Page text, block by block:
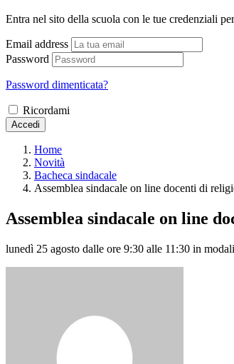
Entra nel sito della scuola con le tue credenziali
Email address
Password
Password dimenticata?
Ricordami
Accedi
Home
Novità
Bacheca sindacale
Assemblea sindacale on line docenti di
Assemblea sindacale on line
lunedì 25 agosto dalle ore 9:30 alle 11:30 in